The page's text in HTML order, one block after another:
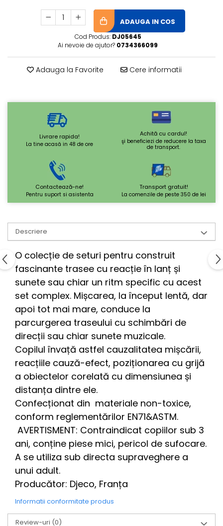
ADAUGA IN COS
Cod Produs: DJ05645
Ai nevoie de ajutor? 0734366099
Adauga la Favorite Cere informatii
Livrare rapida!
La tine acasă in 48 de ore
Achită cu cardul!
şi beneficiezi de reducere la taxa
de transport.
Contactează-ne!
Pentru suport si asistenta
Transport gratuit!
La comenzile de peste 350 de lei
Descriere
O colecție de seturi pentru construit
fascinante trasee cu reacție în lanț și
sunete sau chiar un ritm specific cu acest
set complex. Mișcarea, la început lentă, dar
apoi tot mai mare, conduce la
parcurgerea traseului cu schimbări de
direcții sau chiar sunete muzicale.
Copilul învață astfel cauzalitatea mișcării,
reacțiile cauză-efect, poziționarea cu grijă
a obiectelor corelată cu dimensiunea și
distanța dintre ele.
Confecționat din materiale non-toxice,
conform reglementărilor EN71&ASTM.
AVERTISMENT: Contraindicat copiilor sub 3
ani, conține piese mici, pericol de sufocare.
A se utiliza sub directa supraveghere a
unui adult.
Producător: Djeco, Franța
Informatii conformitate produs
Review-uri (0)